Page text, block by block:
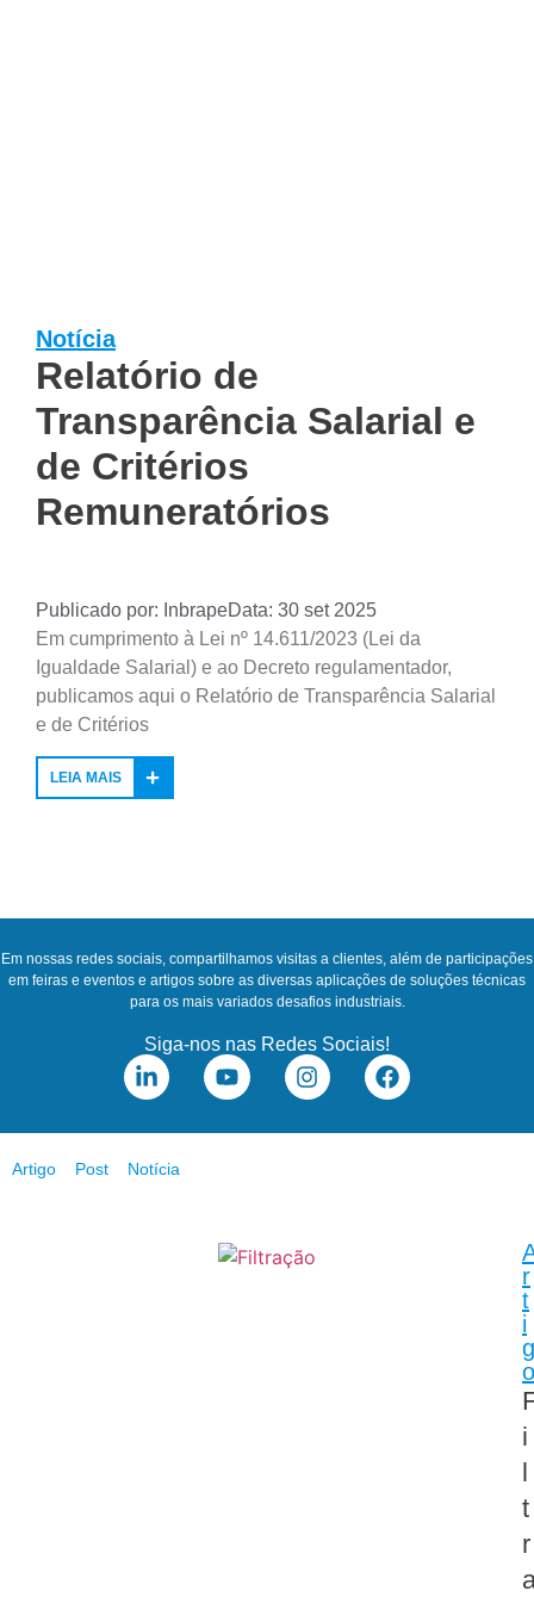
Notícia
Relatório de
Transparência Salarial e
de Critérios
Remuneratórios
Publicado por: InbrapeData: 30 set 2025
Em cumprimento à Lei nº 14.611/2023 (Lei da
Igualdade Salarial) e ao Decreto regulamentador,
publicamos aqui o Relatório de Transparência Salarial
e de Critérios
LEIA MAIS
Em nossas redes sociais, compartilhamos visitas a clientes, além de participações
em feiras e eventos e artigos sobre as diversas aplicações de soluções técnicas
para os mais variados desafios industriais.
Siga-nos nas Redes Sociais!
Artigo Post Notícia
r
t
i
g
o
i
l
t
r